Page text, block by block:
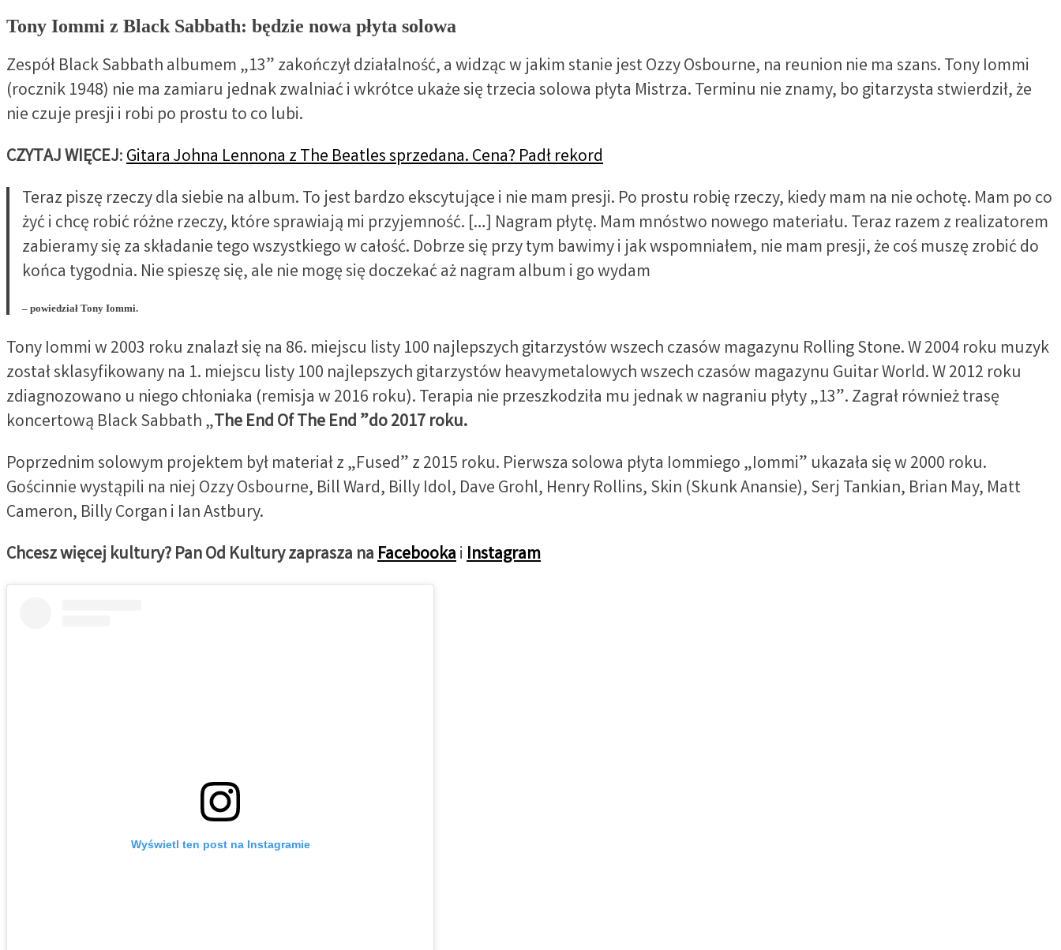
Tony Iommi z Black Sabbath: będzie nowa płyta solowa
Zespół Black Sabbath albumem „13” zakończył działalność, a widząc w jakim stanie jest Ozzy Osbourne, na reunion nie ma szans. Tony Iommi
(rocznik 1948) nie ma zamiaru jednak zwalniać i wkrótce ukaże się trzecia solowa płyta Mistrza. Terminu nie znamy, bo gitarzysta stwierdził, że
nie czuje presji i robi po prostu to co lubi.
CZYTAJ WIĘCEJ:Gitara Johna Lennona z The Beatles sprzedana. Cena? Padł rekord
Teraz piszę rzeczy dla siebie na album. To jest bardzo ekscytujące i nie mam presji. Po prostu robię rzeczy, kiedy mam na nie ochotę. Mam po co
żyć i chcę robić różne rzeczy, które sprawiają mi przyjemność. […] Nagram płytę. Mam mnóstwo nowego materiału. Teraz razem z realizatorem
zabieramy się za składanie tego wszystkiego w całość. Dobrze się przy tym bawimy i jak wspomniałem, nie mam presji, że coś muszę zrobić do
końca tygodnia. Nie spieszę się, ale nie mogę się doczekać aż nagram album i go wydam
– powiedział Tony Iommi.
Tony Iommi w 2003 roku znalazł się na 86. miejscu listy 100 najlepszych gitarzystów wszech czasów magazynu Rolling Stone. W 2004 roku muzyk
został sklasyfikowany na 1. miejscu listy 100 najlepszych gitarzystów heavymetalowych wszech czasów magazynu Guitar World. W 2012 roku
zdiagnozowano u niego chłoniaka (remisja w 2016 roku). Terapia nie przeszkodziła mu jednak w nagraniu płyty „13”. Zagrał również trasę
koncertową Black Sabbath „The End Of The End ”do 2017 roku.
Poprzednim solowym projektem był materiał z „Fused” z 2015 roku. Pierwsza solowa płyta Iommiego „Iommi” ukazała się w 2000 roku.
Gościnnie wystąpili na niej Ozzy Osbourne, Bill Ward, Billy Idol, Dave Grohl, Henry Rollins, Skin (Skunk Anansie), Serj Tankian, Brian May, Matt
Cameron, Billy Corgan i Ian Astbury.
Chcesz więcej kultury? Pan Od Kultury zaprasza naFacebookaiInstagram
Wyświetl ten post na Instagramie